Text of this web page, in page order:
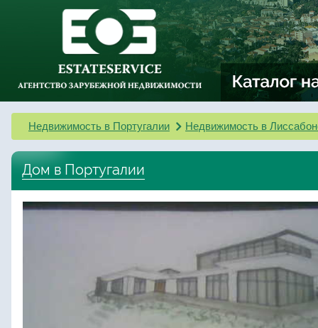
Недвижимость в Португалии Недвижимость в
Дом в Португалии